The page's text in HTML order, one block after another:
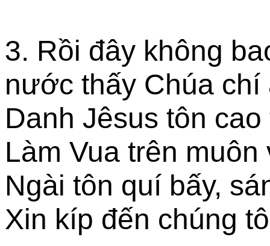
3. Rồi đây không
nước thấy Chúa chí
Danh Jêsus tôn
Làm Vua trên
Ngài tôn quí bấy,
Xin kíp đến chúng